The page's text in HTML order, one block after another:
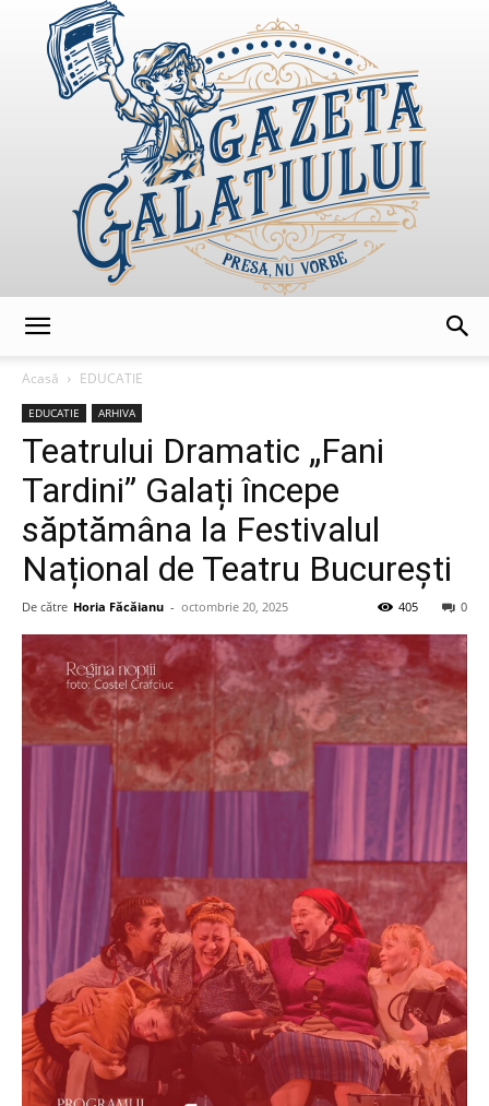
Acasă
EDUCATIE
EDUCATIE ARHIVA
Teatrului Dramatic „Fani
Tardini” Galați începe
săptămâna la Festivalul
Național de Teatru București
De către Horia Făcăianu - octombrie 20, 2025 0
405